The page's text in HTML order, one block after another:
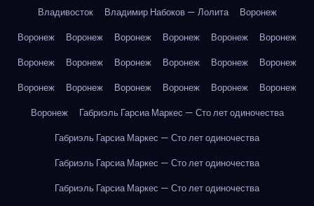
Владивосток
Владимир Набоков — Лолита
Воронеж
Воронеж
Воронеж Воронеж Воронеж Воронеж
Воронеж
Воронеж
Воронеж Воронеж Воронеж Воронеж
Воронеж
Воронеж
Воронеж Воронеж Воронеж Воронеж
Воронеж
Воронеж
Габриэль Гарсиа Маркес — Сто лет одиночества
Габриэль Гарсиа Маркес — Сто лет одиночества
Габриэль Гарсиа Маркес — Сто лет одиночества
Габриэль Гарсиа Маркес — Сто лет одиночества